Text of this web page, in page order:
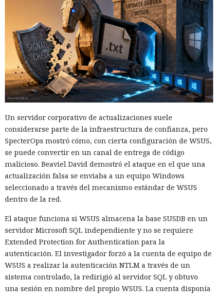
Un servidor corporativo de actualizaciones suele
considerarse parte de la infraestructura de confianza, pero
SpecterOps mostró cómo, con cierta configuración de WSUS,
se puede convertir en un canal de entrega de código
malicioso. Beaviel David demostró el ataque en el que una
actualización falsa se enviaba a un equipo Windows
seleccionado a través del mecanismo estándar de WSUS
dentro de la red.
El ataque funciona si WSUS almacena la base SUSDB en un
servidor Microsoft SQL independiente y no se requiere
Extended Protection for Authentication para la
autenticación. El investigador forzó a la cuenta de equipo de
WSUS a realizar la autenticación NTLM a través de un
sistema controlado, la redirigió al servidor SQL y obtuvo
una sesión en nombre del propio WSUS. La cuenta disponía